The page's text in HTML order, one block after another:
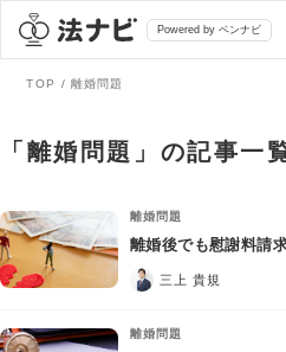
Powered by ベンナビ
全て
法律相談
刑事事件
弁護士を探す
おすすめ弁護士診断
TOP 離婚問題
「離婚問題」の記事一
離婚問題
離婚後でも慰謝料請
三上 貴規
離婚問題